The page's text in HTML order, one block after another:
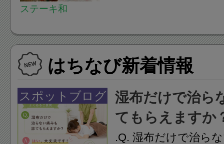
ステーキ和
はちなび新着情報
スポットブログ
湿布だけで治ら
てもらえますか
.Q. 湿布だけで治ら